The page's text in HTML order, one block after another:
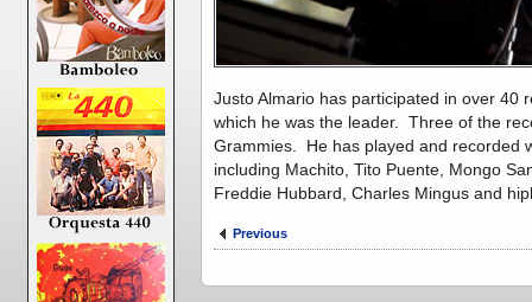
Justo Almario has participated in over 40
which he was the leader. Three of the
Grammies. He has played and recorded
including Machito, Tito Puente, Mongo
Freddie Hubbard, Charles Mingus and
Previous